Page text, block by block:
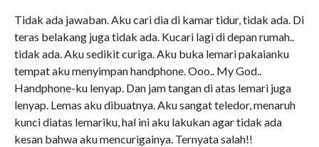
Tidak ada jawaban. Aku cari dia di kamar tidur, tidak ada. Di
teras belakang juga tidak ada. Kucari lagi di depan rumah..
tidak ada. Aku sedikit curiga. Aku buka lemari pakaianku
tempat aku menyimpan handphone. Ooo.. My God..
Handphone-ku lenyap. Dan jam tangan di atas lemari juga
lenyap. Lemas aku dibuatnya. Aku sangat teledor, menaruh
kunci diatas lemariku, hal ini aku lakukan agar tidak ada
kesan bahwa aku mencurigainya. Ternyata salah!!